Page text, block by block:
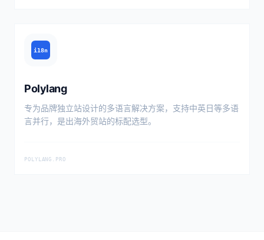
i18n
Polylang
专为品牌独立站设计的多语言解决方案，支持中英日等多语
言并行，是出海外贸站的标配选型。
POLYLANG.PRO